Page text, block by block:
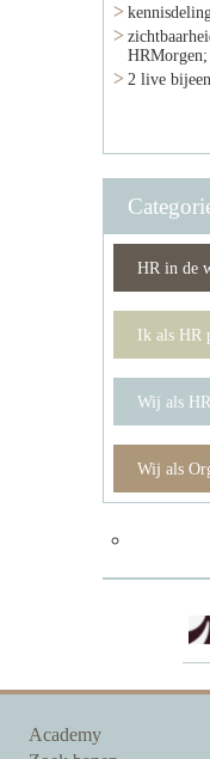
HRMorgen;
2 live
HR in de
Ik als HR
Wij als
Wij als
Academy